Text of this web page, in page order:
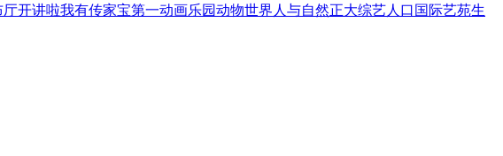
厅开讲啦我有传家宝第一动画乐园动物世界 人与自然正大综艺人口 国际艺苑生